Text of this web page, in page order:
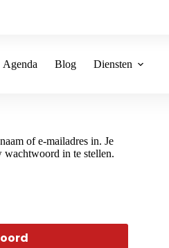
Agenda Blog Diensten
of e-mailadres in. Je
wachtwoord in te stellen.